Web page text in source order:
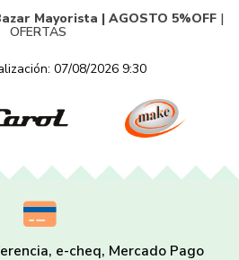
Mayorista | AGOSTO 5%OFF |
OFERTAS
07/08/2026 9:30
e-cheq, Mercado Pago